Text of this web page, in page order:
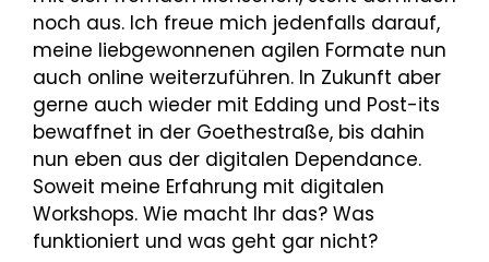
noch aus. Ich freue mich jedenfalls darauf,
meine liebgewonnenen agilen Formate nun
auch online weiterzuführen. In Zukunft aber
gerne auch wieder mit Edding und Post-its
bewaffnet in der Goethestraße, bis dahin
nun eben aus der digitalen Dependance.
Soweit meine Erfahrung mit digitalen
Workshops. Wie macht Ihr das? Was
funktioniert und was geht gar nicht?